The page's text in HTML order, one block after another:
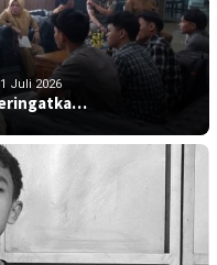
Juli 2026